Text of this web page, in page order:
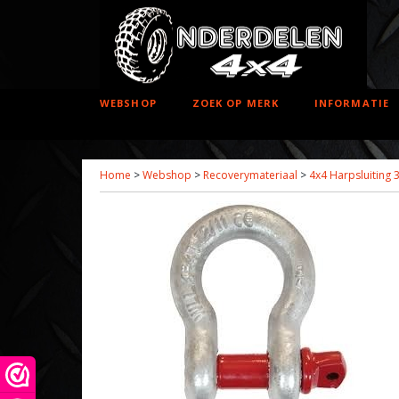
WEBSHOP ZOEK OP MERK INFORMATIE
Home >Webshop > Recoverymateriaal > 4x4 Harpsluiting